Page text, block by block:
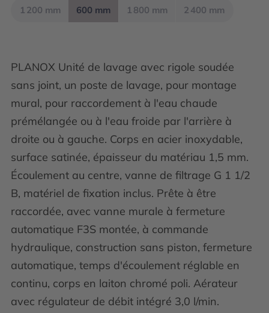
PLANOX Unité de lavage avec rigole soudée
sans joint, un poste de lavage, pour montage
mural, pour raccordement à l'eau chaude
prémélangée ou à l'eau froide par l'arrière à
droite ou à gauche. Corps en acier inoxydable,
surface satinée, épaisseur du matériau 1,5 mm.
Écoulement au centre, vanne de filtrage G 1 1/2
B, matériel de fixation inclus. Prête à être
raccordée, avec vanne murale à fermeture
automatique F3S montée, à commande
hydraulique, construction sans piston, fermeture
automatique, temps d'écoulement réglable en
continu, corps en laiton chromé poli. Aérateur
avec régulateur de débit intégré 3,0 l/min.
1 200 mm 600 mm 1 800 mm 2 400 mm